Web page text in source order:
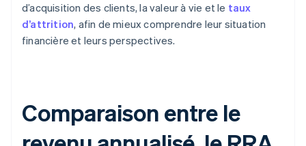
d’acquisition des clients, la valeur à vie et le taux
d’attrition, afin de mieux comprendre leur situation
financière et leurs perspectives.
Comparaison entre le